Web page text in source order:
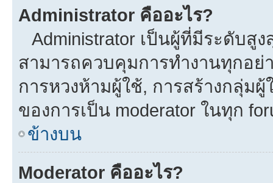
Administrator คืออะไร?
Administrator เป็นผู้ที่มีระดับสู
สามารถควบคุมการทำงานทุกอย่
การหวงห้ามผู้ใช้, การสร้างกลุ่ม
ของการเป็น moderator ในทุก
ข้างบน
Moderator คืออะไร?